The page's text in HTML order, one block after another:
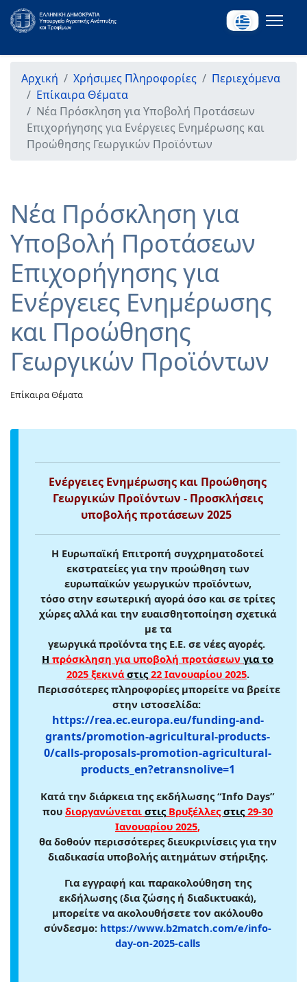
Αρχική Χρήσιμες Πληροφορίες
Περιεχόμενα
Επίκαιρα Θέματα
Νέα Πρόσκληση για Υποβολή Προτάσεων
Επιχορήγησης για Ενέργειες Ενημέρωσης και
Προώθησης Γεωργικών Προϊόντων
Νέα Πρόσκληση για
Υποβολή Προτάσεων
Επιχορήγησης για
Ενέργειες Ενημέρωσης
και Προώθησης
Γεωργικών Προϊόντων
Επίκαιρα Θέματα
Ενέργειες Ενημέρωσης και Προώθησης
Γεωργικών Προϊόντων - Προσκλήσεις
υποβολής προτάσεων 2025
Η Ευρωπαϊκή Επιτροπή συγχρηματοδοτεί
εκστρατείες για την προώθηση των
ευρωπαϊκών γεωργικών προϊόντων,
τόσο στην εσωτερική αγορά όσο και σε τρίτες
χώρες αλλά και την ευαισθητοποίηση σχετικά
με τα
γεωργικά προϊόντα της Ε.Ε. σε νέες αγορές.
Η πρόσκληση για υποβολή προτάσεων για το
2025 ξεκινάστις22 Ιανουαρίου 2025.
Περισσότερες πληροφορίες μπορείτε να βρείτε
στην ιστοσελίδα:
https://rea.ec.europa.eu/funding-and-
grants/promotion-agricultural-products-
0/calls-proposals-promotion-agricultural-
products_en?etransnolive=1
Κατά την διάρκεια της εκδήλωσης “Info Days”
που διοργανώνεται στις Βρυξέλλες στις 29-30
Ιανουαρίου 2025,
θα δοθούν περισσότερες διευκρινίσεις για την
διαδικασία υποβολής αιτημάτων στήριξης.
Για εγγραφή και παρακολούθηση της
εκδήλωσης (δια ζώσης ή διαδικτυακά),
μπορείτε να ακολουθήσετε τον ακόλουθο
σύνδεσμο: https://www.b2match.com/e/info-
day-on-2025-calls